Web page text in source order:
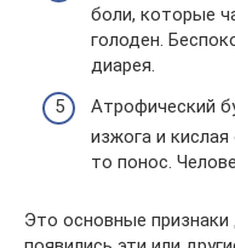
боли, которые
голоден.
диарея.
Атрофический
изжога и
то понос.
Это основные признаки